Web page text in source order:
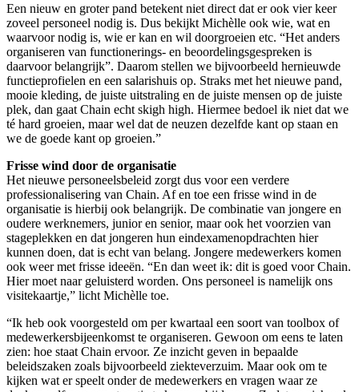
Een nieuw en groter pand betekent niet direct dat er ook vier keer
zoveel personeel nodig is. Dus bekijkt Michèlle ook wie, wat en
waarvoor nodig is, wie er kan en wil doorgroeien etc. “Het anders
organiseren van functionerings- en beoordelingsgespreken is
daarvoor belangrijk”. Daarom stellen we bijvoorbeeld hernieuwde
functieprofielen en een salarishuis op. Straks met het nieuwe pand,
mooie kleding, de juiste uitstraling en de juiste mensen op de juiste
plek, dan gaat Chain echt skigh high. Hiermee bedoel ik niet dat we
té hard groeien, maar wel dat de neuzen dezelfde kant op staan en
we de goede kant op groeien.”
Frisse wind door de organisatie
Het nieuwe personeelsbeleid zorgt dus voor een verdere
professionalisering van Chain. Af en toe een frisse wind in de
organisatie is hierbij ook belangrijk. De combinatie van jongere en
oudere werknemers, junior en senior, maar ook het voorzien van
stageplekken en dat jongeren hun eindexamenopdrachten hier
kunnen doen, dat is echt van belang. Jongere medewerkers komen
ook weer met frisse ideeën. “En dan weet ik: dit is goed voor Chain.
Hier moet naar geluisterd worden. Ons personeel is namelijk ons
visitekaartje,” licht Michèlle toe.
“Ik heb ook voorgesteld om per kwartaal een soort van toolbox of
medewerkersbijeenkomst te organiseren. Gewoon om eens te laten
zien: hoe staat Chain ervoor. Ze inzicht geven in bepaalde
beleidszaken zoals bijvoorbeeld ziekteverzuim. Maar ook om te
kijken wat er speelt onder de medewerkers en vragen waar ze